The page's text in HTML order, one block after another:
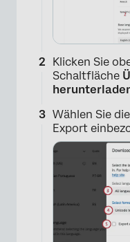
Klicken Sie
Schaltfläche
Wählen Sie
Export